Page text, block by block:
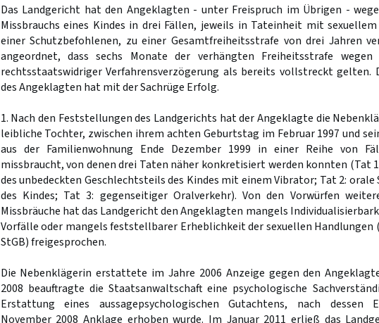
Das Landgericht hat den Angeklagten - unter Freispruch im Übrigen -
Missbrauchs eines Kindes in drei Fällen, jeweils in Tateinheit mit sexuellem
einer Schutzbefohlenen, zu einer Gesamtfreiheitsstrafe von drei Jahren
angeordnet, dass sechs Monate der verhängten Freiheitsstrafe wegen
rechtsstaatswidriger Verfahrensverzögerung als bereits vollstreckt gelten.
des Angeklagten hat mit der Sachrüge Erfolg.
1. Nach den Feststellungen des Landgerichts hat der Angeklagte die
leibliche Tochter, zwischen ihrem achten Geburtstag im Februar 1997 und
aus der Familienwohnung Ende Dezember 1999 in einer Reihe von
missbraucht, von denen drei Taten näher konkretisiert werden konnten (Tat
des unbedeckten Geschlechtsteils des Kindes mit einem Vibrator; Tat 2:
des Kindes; Tat 3: gegenseitiger Oralverkehr). Von den Vorwürfen
Missbräuche hat das Landgericht den Angeklagten mangels
Vorfälle oder mangels feststellbarer Erheblichkeit der sexuellen Handlungen
StGB) freigesprochen.
Die Nebenklägerin erstattete im Jahre 2006 Anzeige gegen den
2008 beauftragte die Staatsanwaltschaft eine psychologische
Erstattung eines aussagepsychologischen Gutachtens, nach dessen
November 2008 Anklage erhoben wurde. Im Januar 2011 erließ das